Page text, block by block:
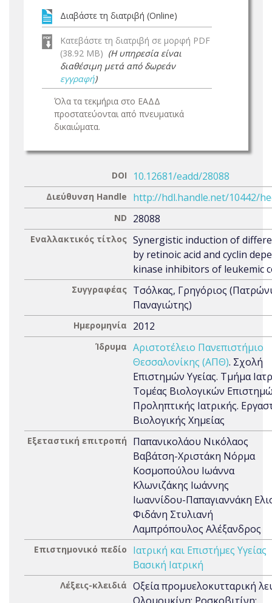
Διαβάστε τη διατριβή (Online)
Κατεβάστε τη διατριβή σε μορφή PDF
(38.92 MB) (Η υπηρεσία είναι
διαθέσιμη μετά από δωρεάν
εγγραφή)
Όλα τα τεκμήρια στο ΕΑΔΔ
προστατεύονται από πνευματικά
δικαιώματα.
DOI 10.12681/eadd/28088
Διεύθυνση Handle http://hdl.handle.net/10442/
ND 28088
Εναλλακτικός τίτλος Synergistic induction of
by retinoic acid and cyclin
kinase inhibitors of leukemic
Συγγραφέας Τσόλκας, Γρηγόριος
Παναγιώτης)
Ημερομηνία 2012
Ίδρυμα Αριστοτέλειο Πανεπιστήμιο
Θεσσαλονίκης (ΑΠΘ). Σχολή
Επιστημών Υγείας. Τμήμα
Τομέας Βιολογικών
Προληπτικής Ιατρικής.
Βιολογικής Χημείας
Εξεταστική επιτροπή
Παπανικολάου Νικόλαος
Βαβάτση-Χριστάκη Νόρμα
Κοσμοπούλου Ιωάννα
Κλωνιζάκης Ιωάννης
Ιωαννίδου-Παπαγιαννάκη
Φιδάνη Στυλιανή
Λαμπρόπουλος Αλέξανδρος
Επιστημονικό πεδίο
Ιατρική και Επιστήμες Υγείας
Βασική Ιατρική
Λέξεις-κλειδιά Οξεία προμυελοκυτταρική